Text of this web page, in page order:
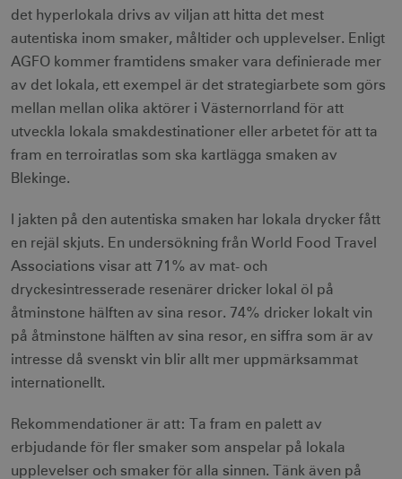
det hyperlokala drivs av viljan att hitta det mest
autentiska inom smaker, måltider och upplevelser. Enligt
AGFO kommer framtidens smaker vara definierade mer
av det lokala, ett exempel är det strategiarbete som görs
mellan mellan olika aktörer i Västernorrland för att
utveckla lokala smakdestinationer eller arbetet för att ta
fram en terroiratlas som ska kartlägga smaken av
Blekinge.
I jakten på den autentiska smaken har lokala drycker fått
en rejäl skjuts. En undersökning från World Food Travel
Associations visar att 71% av mat- och
dryckesintresserade resenärer dricker lokal öl på
åtminstone hälften av sina resor. 74% dricker lokalt vin
på åtminstone hälften av sina resor, en siffra som är av
intresse då svenskt vin blir allt mer uppmärksammat
internationellt.
Rekommendationer är att: Ta fram en palett av
erbjudande för fler smaker som anspelar på lokala
upplevelser och smaker för alla sinnen. Tänk även på